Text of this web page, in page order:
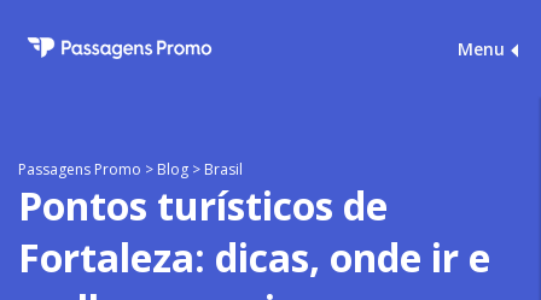
Menu
Passagens Promo > Blog > Brasil
Pontos turísticos de
Fortaleza: dicas, onde ir e